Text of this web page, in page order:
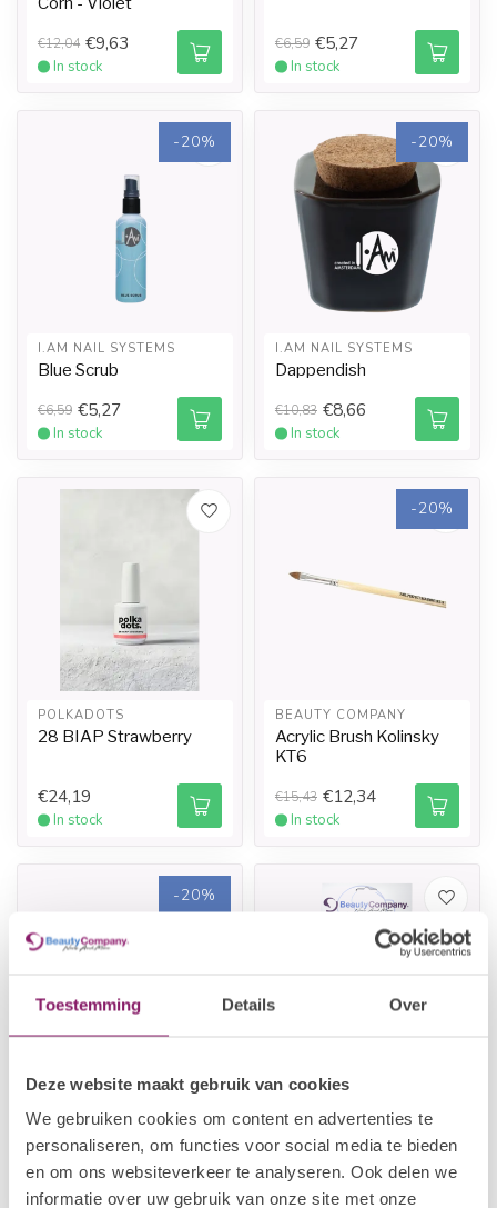
Toestemming Details Over
Deze website maakt gebruik van cookies
We gebruiken cookies om content en advertenties te
personaliseren, om functies voor social media te bieden
en om ons websiteverkeer te analyseren. Ook delen we
informatie over uw gebruik van onze site met onze
€12,04 €9,63
In stock
€6,59 €5,27
In stock
-20%
I.AM NAIL SYSTEMS
Blue Scrub
€6,59 €5,27
In stock
-20%
I.AM NAIL SYSTEMS
Dappendish
€10,83 €8,66
In stock
POLKADOTS
28 BIAP Strawberry
€24,19
In stock
-20%
BEAUTY COMPANY
Acrylic Brush Kolinsky
KT6
€15,43 €12,34
In stock
-20%
Monomer - Original
€12,04 €9,63
Straight File 180/180 -
10pcs
€7,95